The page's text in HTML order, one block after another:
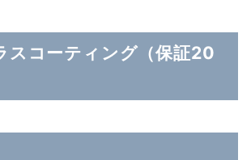
スコーティング（保証20